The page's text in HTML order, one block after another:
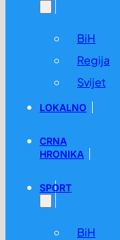
BiH
Regija
Svijet
LOKALNO
CRNA
HRONIKA
SPORT
BiH